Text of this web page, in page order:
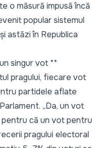
o măsură impusă încă
popular sistemul
astăzi în Republica
singur vot **
pragului, fiecare vot
partidele aflate
„Da, un vot
că un vot pentru
pragului electoral